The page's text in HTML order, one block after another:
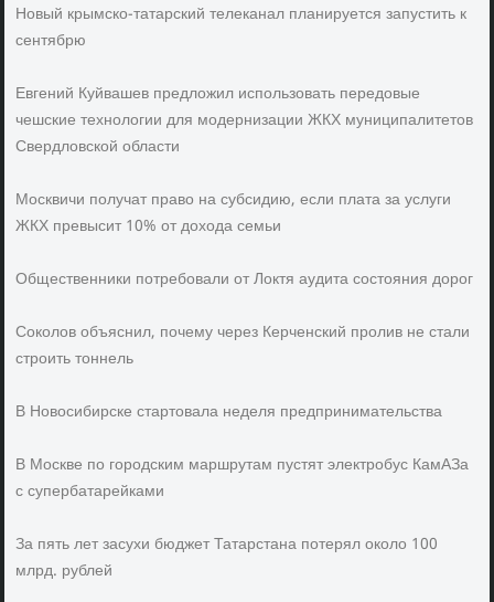
Новый крымско-татарский телеканал планируется запустить к
сентябрю
Евгений Куйвашев предложил использовать передовые
чешские технологии для модернизации ЖКХ муниципалитетов
Свердловской области
Москвичи получат право на субсидию, если плата за услуги
ЖКХ превысит 10% от дохода семьи
Общественники потребовали от Локтя аудита состояния дорог
Соколов объяснил, почему через Керченский пролив не стали
строить тоннель
В Новосибирске стартовала неделя предпринимательства
В Москве по городским маршрутам пустят электробус КамАЗа
с супербатарейками
За пять лет засухи бюджет Татарстана потерял около 100
млрд. рублей